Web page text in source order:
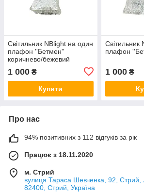
Світильник NBlight на один
плафон ''Бетмен''
коричнево/бежевий
1 000 ₴
Купити
Світильник
плафон
1 000₴
Про нас
94% позитивних з 112 відгуків за рік
Працює з 18.11.2020
м. Стрий
вулиця Тараса Шевченка, 92, Стрий,
82400, Стрий, Україна